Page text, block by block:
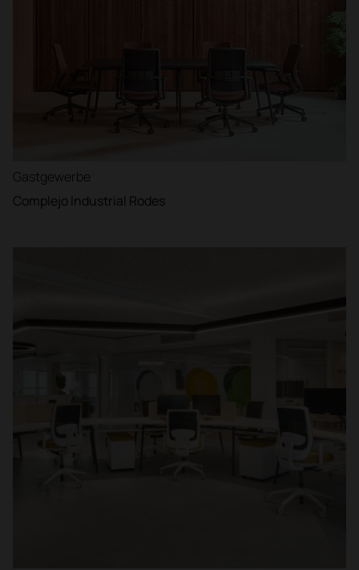
Gastgewerbe
Complejo Industrial Rodes